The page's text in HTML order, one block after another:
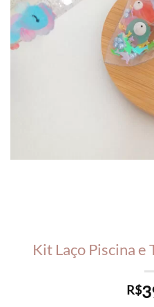
Kit Laço Piscina e
R$